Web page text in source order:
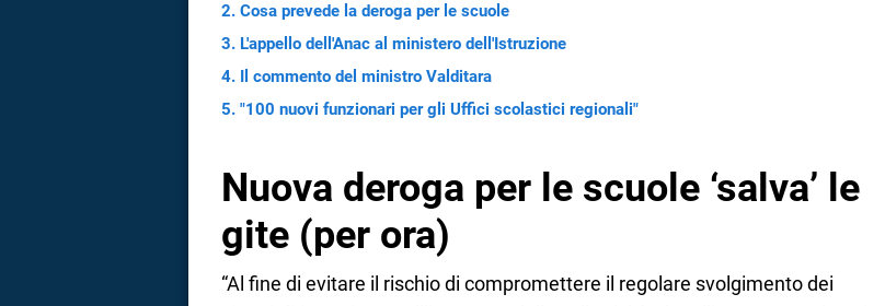
Cosa prevede la deroga per le scuole
L'appello dell'Anac al ministero dell'Istruzione
Il commento del ministro Valditara
"100 nuovi funzionari per gli Uffici scolastici regionali"
Nuova deroga per le scuole ‘salva’ le
gite (per ora)
“Al fine di evitare il rischio di compromettere il regolare svolgimento dei